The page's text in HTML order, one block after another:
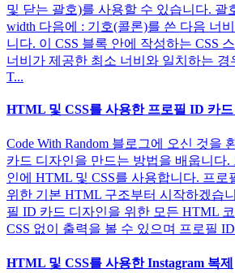
및 닫는 괄호)를 사용할 수 있습니다. 괄
width 다음에 : 기호(콜론)를 쓴 다음 너
니다. 이 CSS 블록 안에 작성하는 CSS
너비가 제공한 최소 너비와 일치하는
T...
HTML 및 CSS를 사용한 프로필 ID 카드
Code With Random 블로그에 오신 것을
카드 디자인을 만드는 방법을 배웁니다
인에 HTML 및 CSS를 사용합니다. 프로
위한 기본 HTML 구조부터 시작하겠습
필 ID 카드 디자인을 위한 모든 HTML
CSS 없이 출력을 볼 수 있으며 프로필
HTML 및 CSS를 사용한 Instagram 복제